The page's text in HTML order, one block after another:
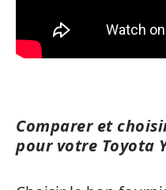
Comparer et
pour votre Toyota